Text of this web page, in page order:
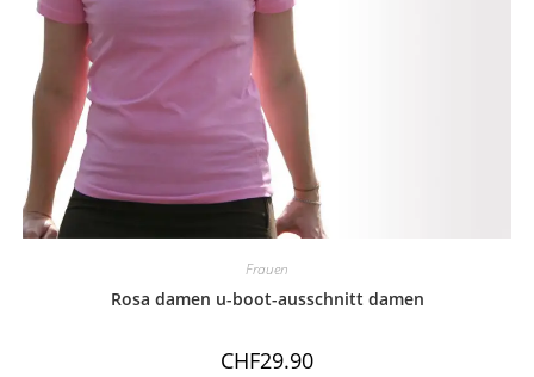
Frauen
Rosa damen u-boot-ausschnitt damen
CHF29.90